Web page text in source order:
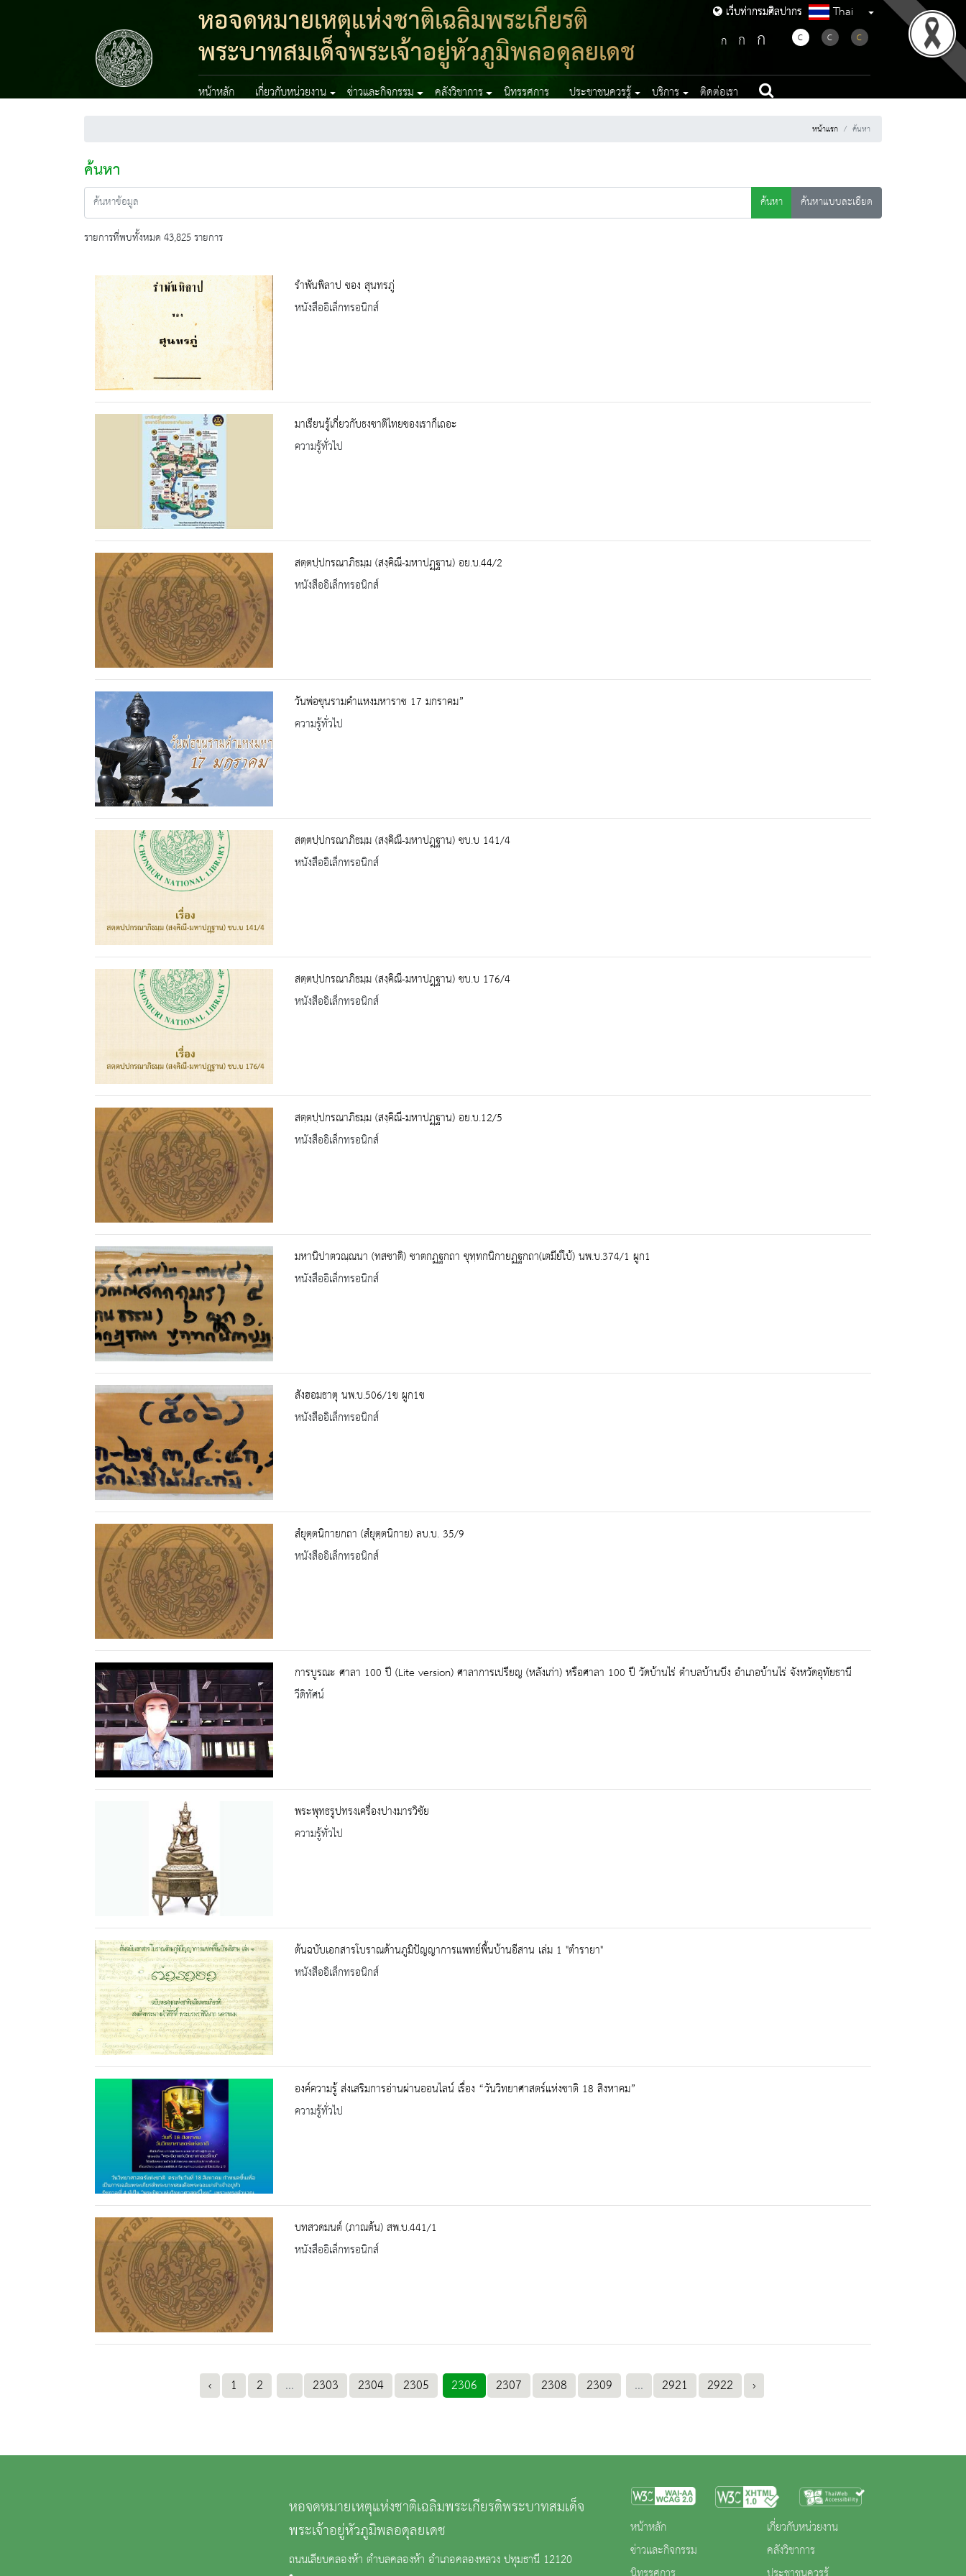
เว็บท่ากรมศิลปากร
หอจดหมายเหตุแห่งชาติเฉลิมพระเกียรติ
พระบาทสมเด็จพระเจ้าอยู่หัวภูมิพลอดุลยเดช
เว็บท่ากรมศิลปากร Thai
ก ก ก C C C
หน้าหลัก เกี่ยวกับหน่วยงาน ข่าวและกิจกรรม คลังวิชาการ นิทรรศการ ประชาชนควรรู้ บริการ ติดต่อเรา
หน้าแรก ค้นหา
ค้นหา
ค้นหา
ค้นหาแบบละเอียด
รายการที่พบทั้งหมด 43,825 รายการ
รำพันพิลาป ของ สุนทรภู่
หนังสืออิเล็กทรอนิกส์
มาเรียนรู้เกี่ยวกับธงชาติไทยของเราก็เถอะ
ความรู้ทั่วไป
สตฺตปฺปกรณาภิธมฺม (สงฺคิณี-มหาปฏฺฐาน) อย.บ.44/2
หนังสืออิเล็กทรอนิกส์
วันพ่อขุนรามคำแหงมหาราช 17 มกราคม”
ความรู้ทั่วไป
สตฺตปฺปกรณาภิธมฺม (สงฺคิณี-มหาปฎฺฐาน) ชบ.บ 141/4
หนังสืออิเล็กทรอนิกส์
สตฺตปฺปกรณาภิธมฺม (สงฺคิณี-มหาปฎฺฐาน) ชบ.บ 176/4
หนังสืออิเล็กทรอนิกส์
สตฺตปฺปกรณาภิธมฺม (สงฺคิณี-มหาปฏฺฐาน) อย.บ.12/5
หนังสืออิเล็กทรอนิกส์
มหานิปาตวณฺณนา (ทสชาติ) ชาตกฏฐกถา ขุทฺทกนิกายฏฐกถา(เตมีย์ใบ้) นพ.บ.374/1 ผูก1
หนังสืออิเล็กทรอนิกส์
สังฮอมธาตุ นพ.บ.506/1ข ผูก1ข
หนังสืออิเล็กทรอนิกส์
สํยุตฺตนิกายกถา (สํยุตฺตนิกาย) ลบ.บ. 35/9
หนังสืออิเล็กทรอนิกส์
การบูรณะ ศาลา 100 ปี (Lite version) ศาลาการเปรียญ (หลังเก่า) หรือศาลา 100 ปี วัดบ้านไร่ ตำบลบ้านบึง อำเภอบ้านไร่ จังหวัดอุทัยธานี
วีดิทัศน์
พระพุทธรูปทรงเครื่องปางมารวิชัย
ความรู้ทั่วไป
ต้นฉบับเอกสารโบราณด้านภูมิปัญญาการแพทย์พื้นบ้านอีสาน เล่ม 1 "ตำรายา"
หนังสืออิเล็กทรอนิกส์
องค์ความรู้ ส่งเสริมการอ่านผ่านออนไลน์ เรื่อง “วันวิทยาศาสตร์แห่งชาติ 18 สิงหาคม”
ความรู้ทั่วไป
บทสวดมนต์ (ภาณต้น) สพ.บ.441/1
หนังสืออิเล็กทรอนิกส์
‹ 1 2 ... 2303 2304 2305 2306 2307 2308 2309 ... 2921 2922 ›
หอจดหมายเหตุแห่งชาติเฉลิมพระเกียรติพระบาทสมเด็จ
พระเจ้าอยู่หัวภูมิพลอดุลยเดช
ถนนเลียบคลองห้า ตำบลคลองห้า อำเภอคลองหลวง ปทุมธานี 12120
หน้าหลัก
ข่าวและกิจกรรม
เกี่ยวกับหน่วยงาน
คลังวิชาการ